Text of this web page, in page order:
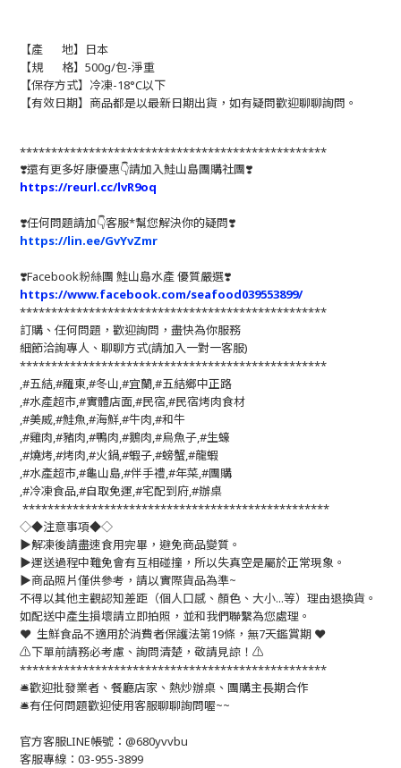
【產 地】日本
【規 格】500g/包-淨重
【保存方式】冷凍-18°C以下
【有效日期】商品都是以最新日期出貨，如有疑問歡迎聊聊詢問。
*************************************************
❣️還有更多好康優惠👇請加入鮭山島團購社團❣️
https://reurl.cc/lvR9oq
❣️任何問題請加👇客服*幫您解決你的疑問❣️
https://lin.ee/GvYvZmr
❣️Facebook粉絲團 鮭山島水產 優質嚴選❣️
https://www.facebook.com/seafood039553899/
*************************************************
訂購、任何問題，歡迎詢問，盡快為你服務
細節洽詢專人、聊聊方式(請加入一對一客服)
*************************************************
,#五結,#羅東,#冬山,#宜蘭,#五結鄉中正路
,#水產超市,#實體店面,#民宿,#民宿烤肉食材
,#美威,#鮭魚,#海鮮,#牛肉,#和牛
,#雞肉,#豬肉,#鴨肉,#鵝肉,#烏魚子,#生蠔
,#燒烤,#烤肉,#火鍋,#蝦子,#螃蟹,#龍蝦
,#水產超市,#龜山島,#伴手禮,#年菜,#團購
,#冷凍食品,#自取免運,#宅配到府,#辦桌
*************************************************
◇◆注意事項◆◇
▶️解凍後請盡速食用完畢，避免商品變質。
▶️運送過程中難免會有互相碰撞，所以失真空是屬於正常現象。
▶️商品照片僅供參考，請以實際貨品為準~
不得以其他主觀認知差距（個人口感、顏色、大小...等）理由退換貨。
如配送中產生損壞請立即拍照，並和我們聯繫為您處理。
❤️ 生鮮食品不適用於消費者保護法第19條，無7天鑑賞期 ❤️
⚠️下單前請務必考慮、詢問清楚，敬請見諒！⚠️
*************************************************
🛎歡迎批發業者、餐廳店家、熱炒辦桌、團購主長期合作
🛎有任何問題歡迎使用客服聊聊詢問喔~~
官方客服LINE帳號：@680yvvbu
客服專線：03-955-3899